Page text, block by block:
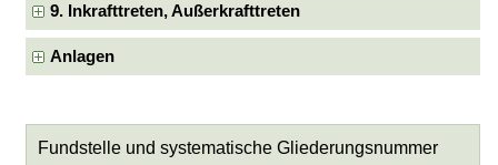
9. Inkrafttreten, Außerkrafttreten
Anlagen
Fundstelle und systematische Gliederungsnummer